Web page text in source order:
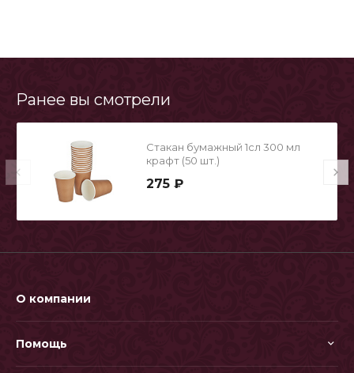
Ранее вы смотрели
Стакан бумажный 1сл 300 мл
крафт (50 шт.)
275 ₽
О компании
Помощь